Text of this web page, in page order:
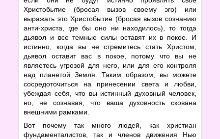
Христобытие (бросая вызов своему эго) или
выражать это Христобытие (бросая вызов сознанию
анти-христа, где бы оно ни находилось), то тогда
дьявол и все темные силы оставят их в покое. И
истинно, когда вы не стремитесь стать Христом,
дьявол оставит вас в покое, потому что вы не
являетесь угрозой для него, или для его контроля
над планетой Земля. Таким образом, вы можете
сосредоточиться на принесении света и любви,
убеждая себя, что вы истинный духовный человек,
но, не сознавая, что ваша духовность скована
внешними рамками.
Вот почему так много людей, как христиан
фундаменталистов, так и членов движения Нью